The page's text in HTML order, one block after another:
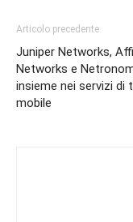
Articolo precedente
Juniper Networks,
Networks e
insieme nei servizi di
mobile